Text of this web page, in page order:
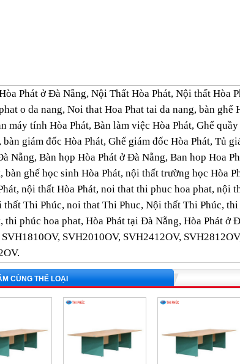
Phát ở Đà Nẵng, Nội Thất Hòa Phát, Nội thất Hòa
o da nang, Noi that Hoa Phat tai da nang, bàn
máy tính Hòa Phát, Bàn làm việc Hòa Phát, Ghế
bàn giám đốc Hòa Phát, Ghế giám đốc Hòa Phát, Tủ
Nẵng, Bàn họp Hòa Phát ở Đà Nẵng, Ban hop Hoa
bàn ghế học sinh Hòa Phát, nội thất trường học Hòa
nội thất Hòa Phát, noi that thi phuc hoa phat, nội
thất Thi Phúc, noi that Thi Phuc, Nội thất Thi Phúc,
thi phúc hoa phat, Hòa Phát tại Đà Nẵng, Hòa Phát
SVH2010OV, SVH2412OV,
CÙNG THỂ LOẠI